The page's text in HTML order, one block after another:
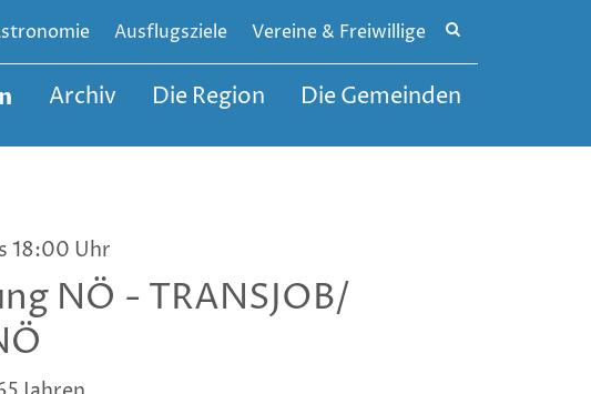
Ausflugsziele Vereine & Freiwillige
Site
toggle
Archiv Die Region Die Gemeinden
18:00 Uhr
NÖ - TRANSJOB/